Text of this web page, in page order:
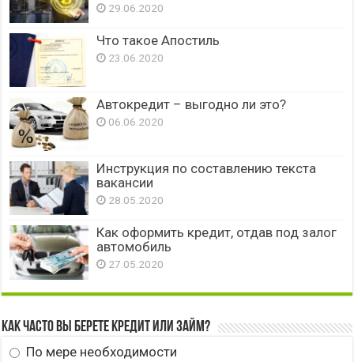
29.06.2020
Что такое Апостиль
23.06.2020
Автокредит – выгодно ли это?
06.06.2020
Инструкция по составлению текста
вакансии
28.05.2020
Как оформить кредит, отдав под залог
автомобиль
27.05.2020
Как часто вы берете кредит или займ?
По мере необходимости